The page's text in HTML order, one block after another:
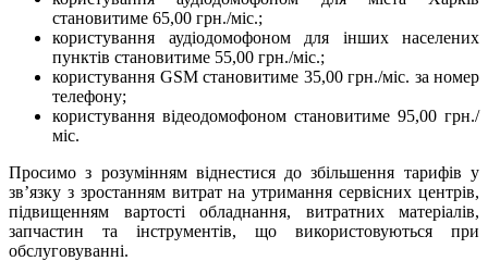
становитиме 65,00 грн./міс.;
користування аудіодомофоном для інших населених
пунктів становитиме 55,00 грн./міс.;
користування GSM становитиме 35,00 грн./міс. за номер
телефону;
користування відеодомофоном становитиме 95,00 грн./
міс.
Просимо з розумінням віднестися до збільшення тарифів у
зв’язку з зростанням витрат на утримання сервісних центрів,
підвищенням вартості обладнання, витратних матеріалів,
запчастин та інструментів, що використовуються при
обслуговуванні.